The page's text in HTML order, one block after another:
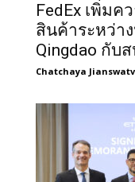
FedEx เพิ่มค
สินค้าระหว่า
Qingdao กับ
Chatchaya